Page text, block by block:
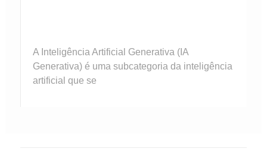
A Inteligência Artificial Generativa (IA
Generativa) é uma subcategoria da inteligência
artificial que se